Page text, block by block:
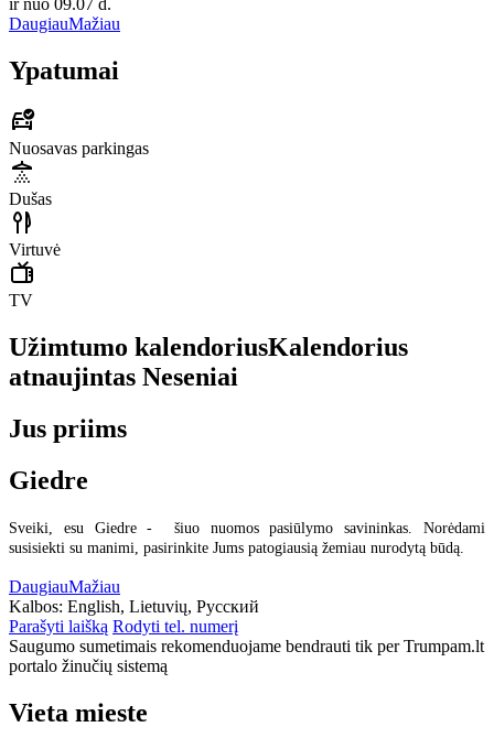
ir nuo 09.07 d.
DaugiauMažiau
Ypatumai
Nuosavas parkingas
Dušas
Virtuvė
TV
Užimtumo kalendoriusKalendorius
atnaujintas Neseniai
Jus priims
Giedre
Sveiki, esu Giedre - šiuo nuomos pasiūlymo savininkas. Norėdami
susisiekti su manimi, pasirinkite Jums patogiausią žemiau nurodytą būdą.
DaugiauMažiau
Kalbos: English, Lietuvių, Русский
Parašyti laišką Rodyti tel. numerį
Saugumo sumetimais rekomenduojame bendrauti tik per Trumpam.lt
portalo žinučių sistemą
Vieta mieste